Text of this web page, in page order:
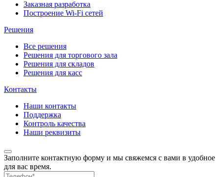
Заказная разработка
Построение Wi-Fi сетей
Решения
Все решения
Решения для торгового зала
Решения для складов
Решения для касс
Контакты
Наши контакты
Поддержка
Контроль качества
Наши реквизиты
Заполните контактную форму и мы свяжемся с вами в удобное
для вас время.